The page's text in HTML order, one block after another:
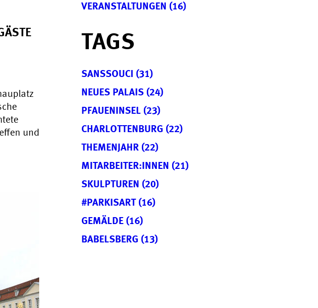
und
VERANSTALTUNGEN (16)
TAGS
SANSSOUCI (31)
NEUES PALAIS (24)
PFAUENINSEL (23)
CHARLOTTENBURG (22)
THEMENJAHR (22)
MITARBEITER:INNEN (21)
SKULPTUREN (20)
#PARKISART (16)
GEMÄLDE (16)
BABELSBERG (13)